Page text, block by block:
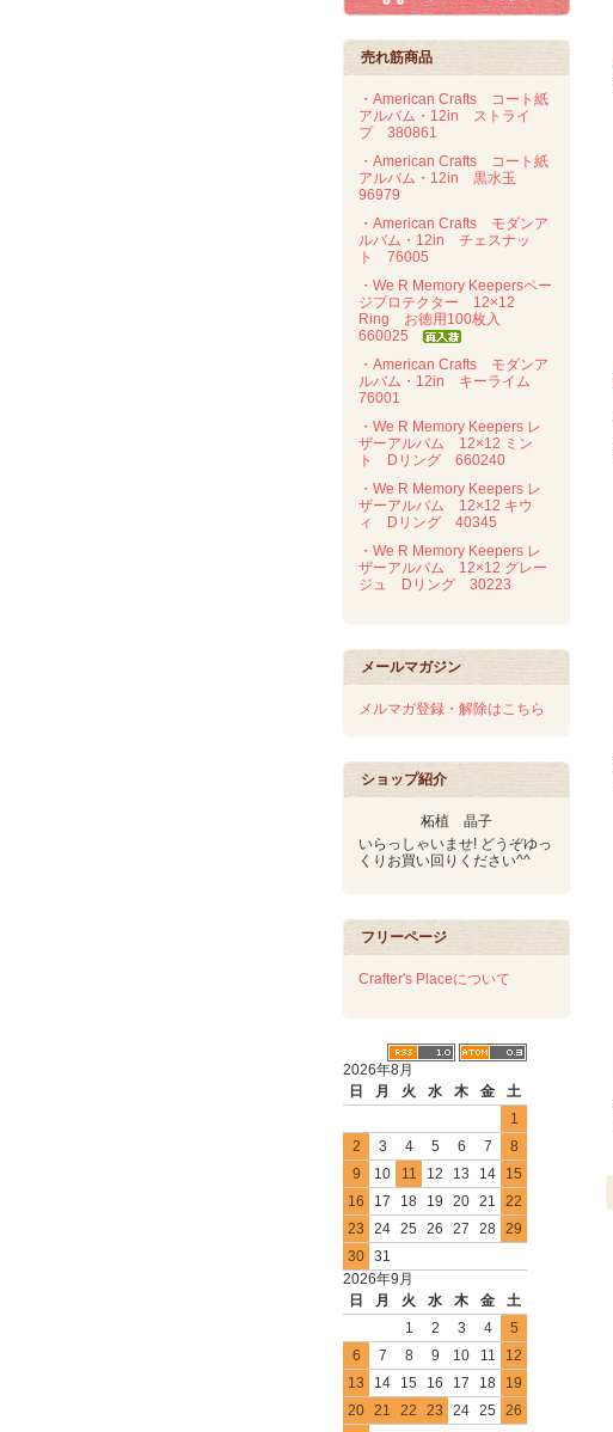
売れ筋商品
・American Crafts コート紙
アルバム・12in ストライ
プ 380861
・American Crafts コート紙
アルバム・12in 黒水玉
96979
・American Crafts モダンア
ルバム・12in チェスナッ
ト 76005
・We R Memory Keepersペー
ジプロテクター 12×12
Ring お徳用100枚入
660025
・American Crafts モダンア
ルバム・12in キーライム
76001
・We R Memory Keepers レ
ザーアルバム 12×12 ミン
ト Dリング 660240
・We R Memory Keepers レ
ザーアルバム 12×12 キウ
ィ Dリング 40345
・We R Memory Keepers レ
ザーアルバム 12×12 グレー
ジュ Dリング 30223
メールマガジン
メルマガ登録・解除はこちら
ショップ紹介
柘植 晶子
いらっしゃいませ! どうぞゆっ
くりお買い回りください^^
フリーページ
Crafter's Placeについて
2026年8月
日
月 火 水 木 金
土
1
2
3 4 5 6 7
8
9
10 11 12 13 14
15
16
17 18 19 20 21
22
23
24 25 26 27 28 29
30 31
2026年9月
日
月 火 水 木 金
土
1
2 3 4
5
6
7 8 9 10 11
12
13
14 15 16 17 18
19
20 21 22 23 24 25
26